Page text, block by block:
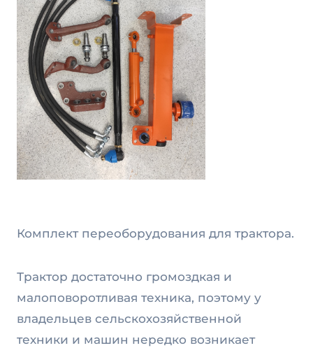
Комплект переоборудования для трактора.
Трактор достаточно громоздкая и
малоповоротливая техника, поэтому у
владельцев сельскохозяйственной
техники и машин нередко возникает